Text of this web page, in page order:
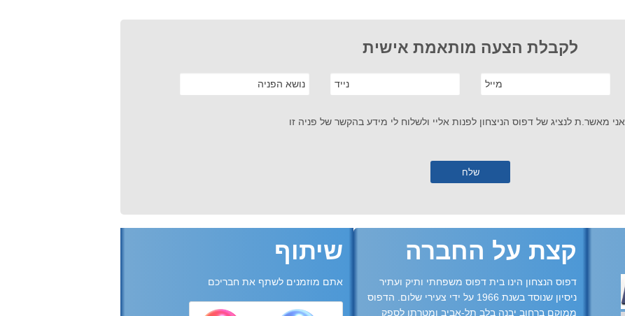
לקבלת הצעה מותאמת אישית
אני מאשר.ת לנציג של דפוס הניצחון לפנות אליי ולשלוח לי מידע בהקשר של פניה זו
קצת על החברה
דפוס הנצחון הינו בית דפוס משפחתי ותיק ועתיר
ניסיון שנוסד בשנת 1966 על ידי צעירי שלום. הדפוס
ממוקם ברחוב יבנה בלב תל-אביב ומטרתו לספק
שיתוף
אתם מוזמנים לשתף את חבריכם